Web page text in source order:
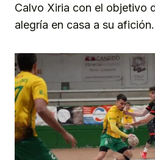
Calvo Xiria con el objetivo
alegría en casa a su afición.